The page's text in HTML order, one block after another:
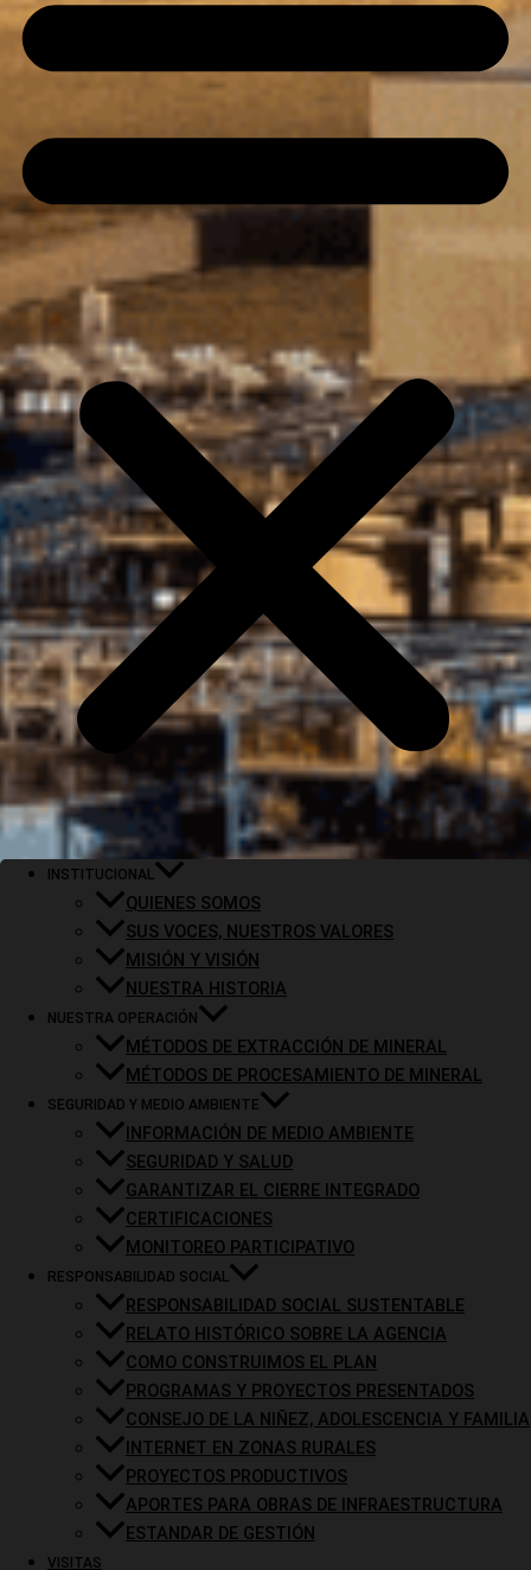
INSTITUCIONAL
QUIENES SOMOS
SUS VOCES, NUESTROS VALORES
MISIÓN Y VISIÓN
NUESTRA HISTORIA
NUESTRA OPERACIÓN
MÉTODOS DE EXTRACCIÓN DE MINERAL
MÉTODOS DE PROCESAMIENTO DE MINERAL
SEGURIDAD Y MEDIO AMBIENTE
INFORMACIÓN DE MEDIO AMBIENTE
SEGURIDAD Y SALUD
GARANTIZAR EL CIERRE INTEGRADO
CERTIFICACIONES
MONITOREO PARTICIPATIVO
RESPONSABILIDAD SOCIAL
RESPONSABILIDAD SOCIAL SUSTENTABLE
RELATO HISTÓRICO SOBRE LA AGENCIA
COMO CONSTRUIMOS EL PLAN
PROGRAMAS Y PROYECTOS PRESENTADOS
CONSEJO DE LA NIÑEZ, ADOLESCENCIA Y FAMILIA
INTERNET EN ZONAS RURALES
PROYECTOS PRODUCTIVOS
APORTES PARA OBRAS DE INFRAESTRUCTURA
ESTANDAR DE GESTIÓN
VISITAS
Norma Antisoborno y Anticorrupción
Política de Integridad Comercial